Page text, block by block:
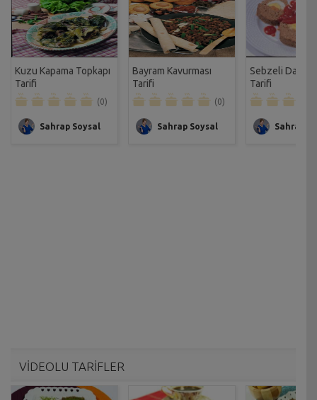
Kuzu Kapama Topkapı
Tarifi
(0)
Sahrap Soysal
Bayram Kavurması
Tarifi
(0)
Sahrap Soysal
Sebzeli
Tarifi
Sahrap
VİDEOLU TARİFLER